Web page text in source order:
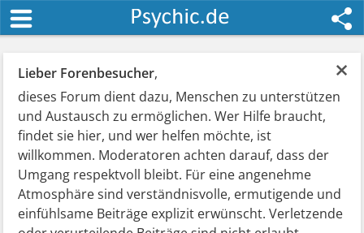
×
Lieber Forenbesucher,
dieses Forum dient dazu, Menschen zu unterstützen
und Austausch zu ermöglichen. Wer Hilfe braucht,
findet sie hier, und wer helfen möchte, ist
willkommen. Moderatoren achten darauf, dass der
Umgang respektvoll bleibt. Für eine angenehme
Atmosphäre sind verständnisvolle, ermutigende und
einfühlsame Beiträge explizit erwünscht. Verletzende